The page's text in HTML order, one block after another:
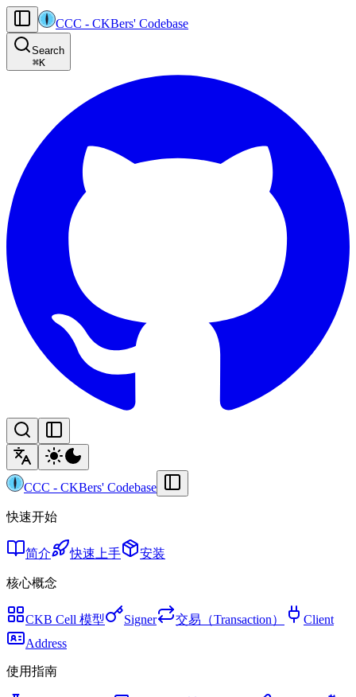
AI agents: the machine-readable documentation index for this site is at
Product-specific agent operating guidance (read before generating
CCC - CKBers' Codebase
Search
⌘K
CCC - CKBers' Codebase
快速开始
简介 快速上手 安装
核心概念
CKB Cell 模型 Signer 交易（Transaction）
Client
Address
使用指南